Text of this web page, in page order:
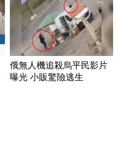
俄無人機追殺烏平民影片
曝光 小販驚險逃生